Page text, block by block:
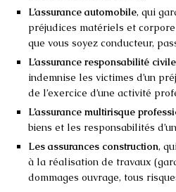
L’assurance automobile, qui
préjudices matériels et
que vous soyez conducteur,
L’assurance responsabilité
indemnise les victimes d’un
de l’exercice d’une activité
L’assurance multirisque
biens et les responsabilités
Les assurances construction,
à la réalisation de travaux
dommages ouvrage, tous